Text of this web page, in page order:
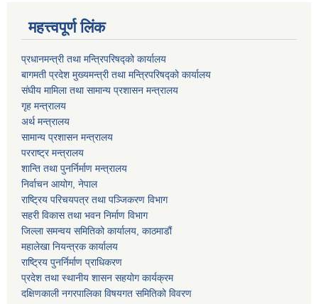
महत्त्वपूर्ण लिंक
प्रधानमन्त्री तथा मन्त्रिपरिषद्को कार्यालय
बागमती प्रदेश मुख्यमन्त्री तथा मन्त्रिपरिषद्को कार्यालय
संघीय मामिला तथा सामान्य प्रशासन मन्त्रालय
गृह मन्त्रालय
अर्थ मन्त्रालय
सामान्य प्रशासन मन्त्रालय
परराष्ट्र मन्त्रालय
शान्ति तथा पुनर्निर्माण मन्त्रालय
निर्वाचन आयोग, नेपाल
राष्ट्रिय परिचयपत्र तथा पञ्जिकरण विभाग
सहरी विकास तथा भवन निर्माण विभाग
जिल्ला समन्वय समितिको कार्यालय, काठमाडौं
महालेखा नियन्त्रक कार्यालय
राष्ट्रिय पुनर्निर्माण प्राधिकरण
प्रदेश तथा स्थानीय शासन सहयोग कार्यक्रम
दक्षिणकाली नगरपालिका विषयगत समितिको विवरण